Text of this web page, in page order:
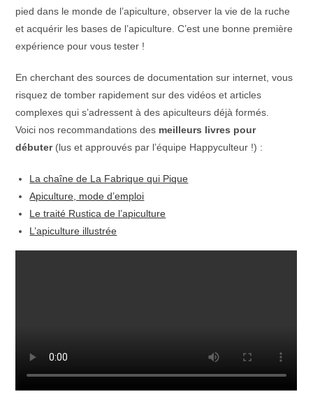
pied dans le monde de l’apiculture, observer la vie de la ruche
et acquérir les bases de l’apiculture. C’est une bonne première
expérience pour vous tester !
​En cherchant des sources de documentation sur internet, vous
risquez de tomber rapidement sur des vidéos et articles
complexes qui s’adressent à des apiculteurs déjà formés.
Voici nos recommandations des meilleurs livres pour
débuter(lus et approuvés par l’équipe Happyculteur !) :
La chaîne de La Fabrique qui Pique
Apiculture, mode d’emploi
Le traité Rustica de l’apiculture
L’apiculture illustrée